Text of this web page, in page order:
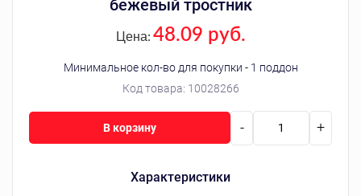
бежевый тростник
Код товара: 10028266
Цена: 48.09 руб.
Минимальное кол-во для покупки - 1 поддон
Характеристики
- +
В корзину